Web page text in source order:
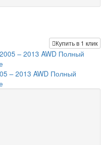
Купить в 1 клик
– 2013 AWD Полный